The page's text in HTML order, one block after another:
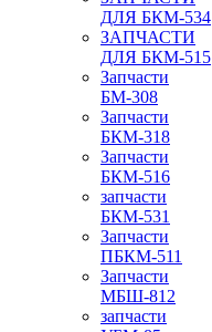
ДЛЯ БКМ-534
ЗАПЧАСТИ
ДЛЯ БКМ-515
Запчасти
БМ-308
Запчасти
БКМ-318
Запчасти
БКМ-516
запчасти
БКМ-531
Запчасти
ПБКМ-511
Запчасти
МБШ-812
запчасти